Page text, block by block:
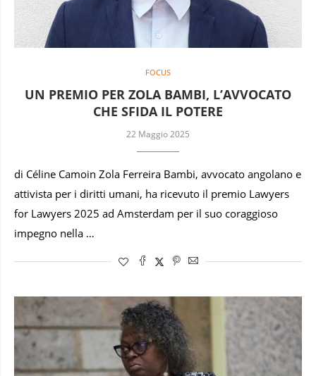
FOCUS
UN PREMIO PER ZOLA BAMBI, L’AVVOCATO
CHE SFIDA IL POTERE
22 Maggio 2025
di Céline Camoin Zola Ferreira Bambi, avvocato angolano e
attivista per i diritti umani, ha ricevuto il premio Lawyers
for Lawyers 2025 ad Amsterdam per il suo coraggioso
impegno nella …